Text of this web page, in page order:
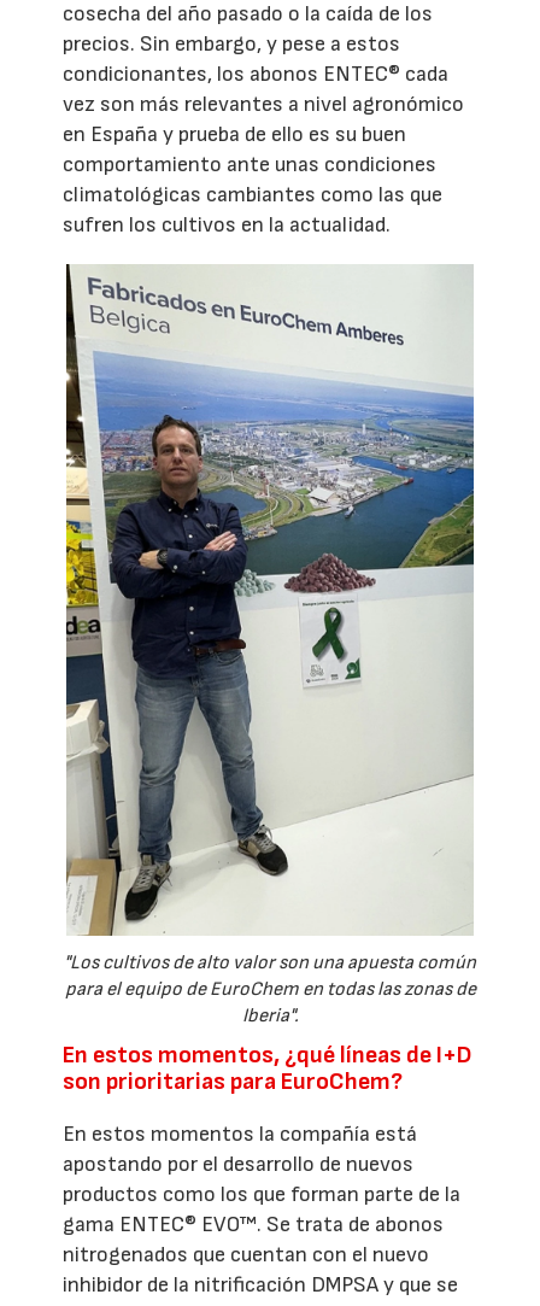
cosecha del año pasado o la caída de los
precios. Sin embargo, y pese a estos
condicionantes, los abonos ENTEC® cada
vez son más relevantes a nivel agronómico
en España y prueba de ello es su buen
comportamiento ante unas condiciones
climatológicas cambiantes como las que
sufren los cultivos en la actualidad.
"Los cultivos de alto valor son una apuesta común
para el equipo de EuroChem en todas las zonas de
Iberia".
En estos momentos, ¿qué líneas de I+D
son prioritarias para EuroChem?
En estos momentos la compañía está
apostando por el desarrollo de nuevos
productos como los que forman parte de la
gama ENTEC® EVO™. Se trata de abonos
nitrogenados que cuentan con el nuevo
inhibidor de la nitrificación DMPSA y que se